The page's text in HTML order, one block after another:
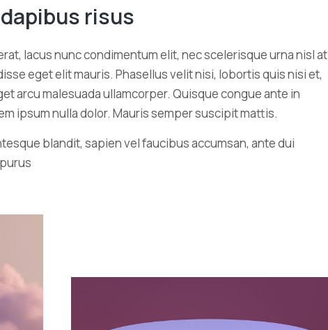
risus
lacus nunc condimentum elit, nec scelerisque urna nisl at
eget elit mauris. Phasellus velit nisi, lobortis quis nisi et,
arcu malesuada ullamcorper. Quisque congue ante in
ipsum nulla dolor. Mauris semper suscipit mattis.
blandit, sapien vel faucibus accumsan, ante dui